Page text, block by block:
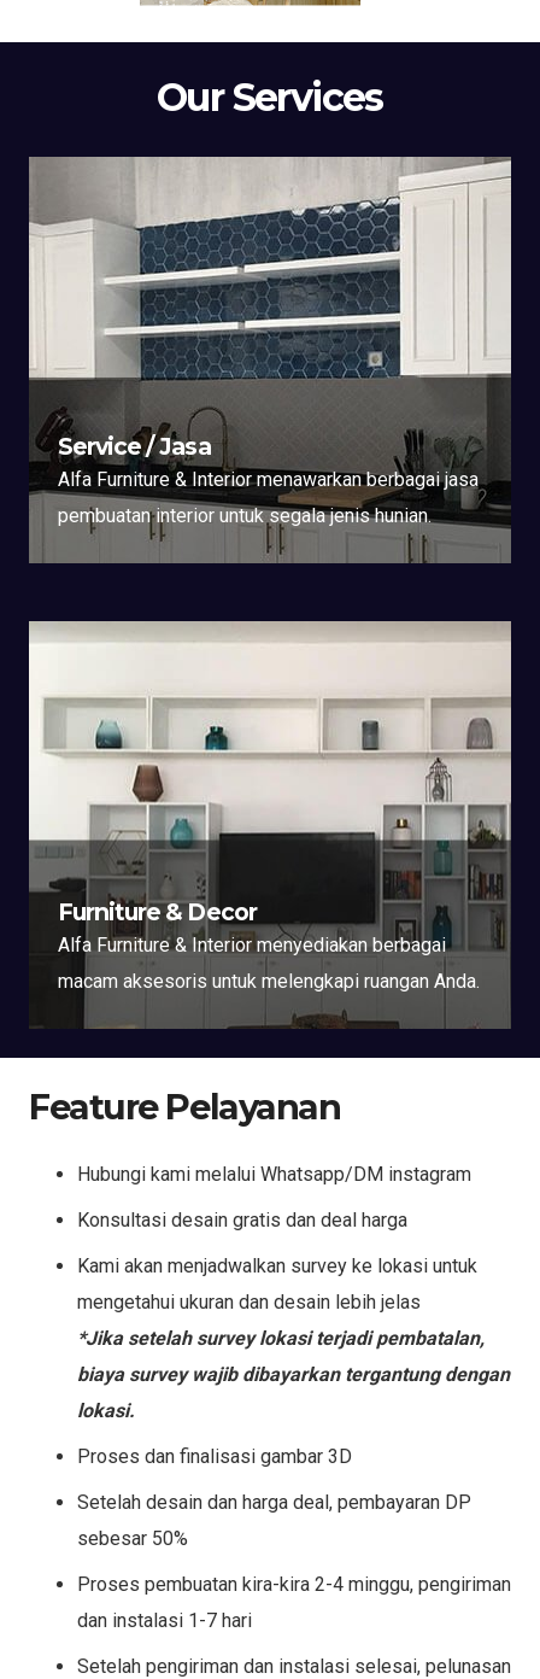
Our Services
Service / Jasa
Alfa Furniture & Interior menawarkan berbagai jasa
pembuatan interior untuk segala jenis hunian.
Furniture & Decor
Alfa Furniture & Interior menyediakan berbagai
macam aksesoris untuk melengkapi ruangan Anda.
Feature Pelayanan
Hubungi kami melalui Whatsapp/DM instagram
Konsultasi desain gratis dan deal harga
Kami akan menjadwalkan survey ke lokasi untuk
mengetahui ukuran dan desain lebih jelas
*Jika setelah survey lokasi terjadi pembatalan,
biaya survey wajib dibayarkan tergantung dengan
lokasi.
Proses dan finalisasi gambar 3D
Setelah desain dan harga deal, pembayaran DP
sebesar 50%
Proses pembuatan kira-kira 2-4 minggu, pengiriman
dan instalasi 1-7 hari
Setelah pengiriman dan instalasi selesai, pelunasan